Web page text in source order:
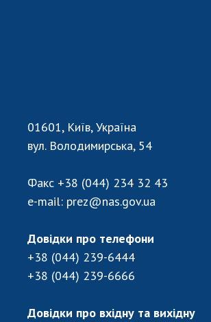
01601, Київ, Україна
вул. Володимирська, 54
Факс +38 (044) 234 32 43
e-mail: prez@nas.gov.ua
Довідки про телефони
+38 (044) 239-6444
+38 (044) 239-6666
Довідки про вхідну та вихідну